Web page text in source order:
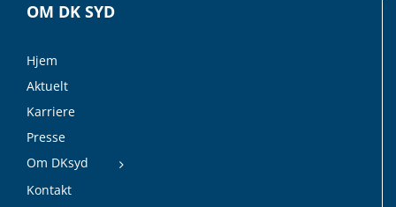
OM DK SYD
Hjem
Aktuelt
Karriere
Presse
Om DKsyd
Kontakt